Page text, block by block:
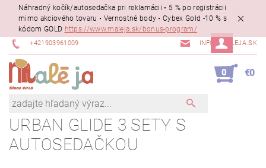
Náhradný kočík/autosedačka pri reklamácii • 5 % po registrácii
mimo akciového tovaru • Vernostné body • Cybex Gold -10 % s
kódom GOLD https://www.maleja.sk/bonus-program/
+421903961009 INFO@MALEJA.SK
0 €0
URBAN GLIDE 3 SETY S
AUTOSEDAČKOU